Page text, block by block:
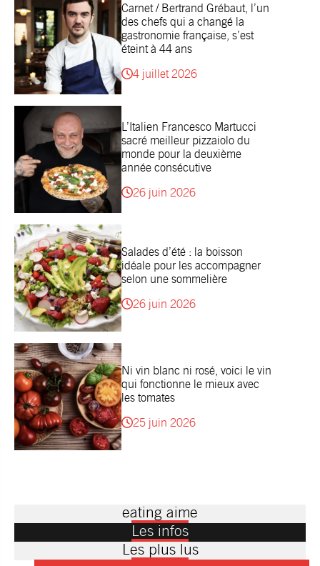
Carnet / Bertrand Grébaut, l’un
des chefs qui a changé la
gastronomie française, s’est
éteint à 44 ans
4 juillet 2026
L’Italien Francesco Martucci
sacré meilleur pizzaiolo du
monde pour la deuxième
année consécutive
26 juin 2026
Salades d’été : la boisson
idéale pour les accompagner
selon une sommelière
26 juin 2026
Ni vin blanc ni rosé, voici le vin
qui fonctionne le mieux avec
les tomates
25 juin 2026
eating aime
Les infos
Les plus lus